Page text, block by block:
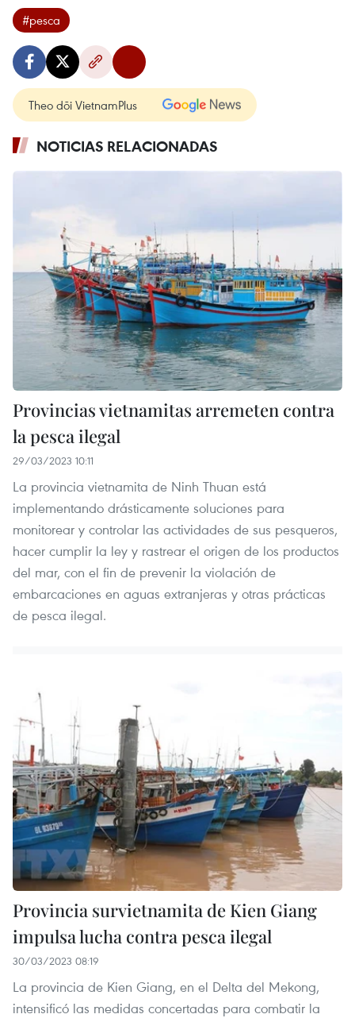
#pesca
Theo dõi VietnamPlus
NOTICIAS RELACIONADAS
Provincias vietnamitas arremeten contra
la pesca ilegal
29/03/2023 10:11
La provincia vietnamita de Ninh Thuan está
implementando drásticamente soluciones para
monitorear y controlar las actividades de sus pesqueros,
hacer cumplir la ley y rastrear el origen de los productos
del mar, con el fin de prevenir la violación de
embarcaciones en aguas extranjeras y otras prácticas
de pesca ilegal.
Provincia survietnamita de Kien Giang
impulsa lucha contra pesca ilegal
30/03/2023 08:19
La provincia de Kien Giang, en el Delta del Mekong,
intensificó las medidas concertadas para combatir la